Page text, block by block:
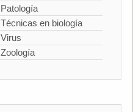
Patología
Técnicas en biología
Virus
Zoología